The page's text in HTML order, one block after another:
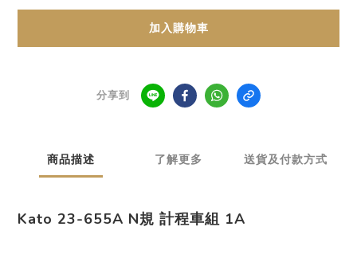
加入購物車
分享到
商品描述 了解更多 送貨及付款方式
Kato 23-655A N規 計程車組 1A